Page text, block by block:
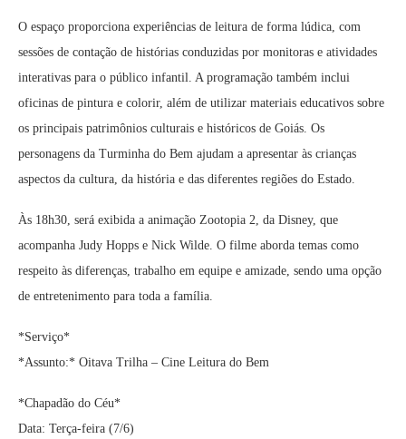
O espaço proporciona experiências de leitura de forma lúdica, com
sessões de contação de histórias conduzidas por monitoras e atividades
interativas para o público infantil. A programação também inclui
oficinas de pintura e colorir, além de utilizar materiais educativos sobre
os principais patrimônios culturais e históricos de Goiás. Os
personagens da Turminha do Bem ajudam a apresentar às crianças
aspectos da cultura, da história e das diferentes regiões do Estado.
Às 18h30, será exibida a animação Zootopia 2, da Disney, que
acompanha Judy Hopps e Nick Wilde. O filme aborda temas como
respeito às diferenças, trabalho em equipe e amizade, sendo uma opção
de entretenimento para toda a família.
*Serviço*
*Assunto:* Oitava Trilha – Cine Leitura do Bem
*Chapadão do Céu*
Data: Terça-feira (7/6)